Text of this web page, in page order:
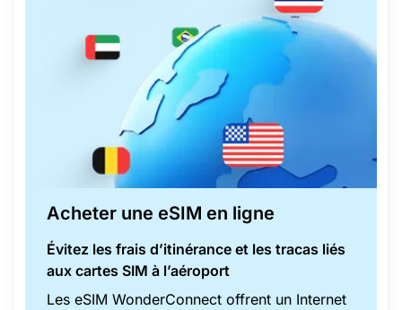
Acheter une eSIM en ligne
Évitez les frais d’itinérance et les tracas liés
aux cartes SIM à l’aéroport
Les eSIM WonderConnect offrent un Internet